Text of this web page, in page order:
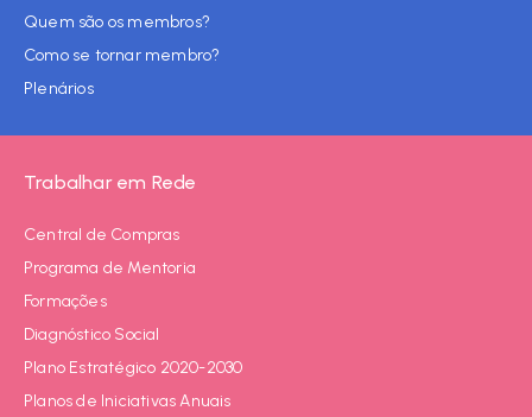
Quem são os membros?
Como se tornar membro?
Plenários
Trabalhar em Rede
Central de Compras
Programa de Mentoria
Formações
Diagnóstico Social
Plano Estratégico 2020-2030
Planos de Iniciativas Anuais